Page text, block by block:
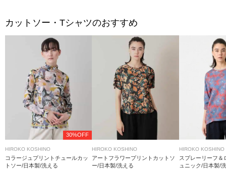
カットソー・Tシャツのおすすめ
30%OFF
HIROKO KOSHINO
コラージュプリントチュールカッ
トソー/日本製/洗える
HIROKO KOSHINO
アートフラワープリントカットソ
ー/日本製/洗える
HIROKO KOSHINO
スプレーリーフ＆
ュニック/日本製/